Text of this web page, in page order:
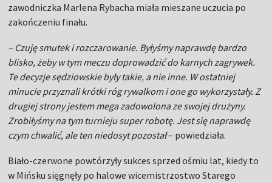
zawodniczka Marlena Rybacha miała mieszane uczucia po
zakończeniu finału.
– Czuję smutek i rozczarowanie. Byłyśmy naprawdę bardzo
blisko, żeby w tym meczu doprowadzić do karnych zagrywek.
Te decyzje sędziowskie były takie, a nie inne. W ostatniej
minucie przyznali krótki róg rywalkom i one go wykorzystały. Z
drugiej strony jestem mega zadowolona ze swojej drużyny.
Zrobiłyśmy na tym turnieju super robotę. Jest się naprawdę
czym chwalić, ale ten niedosyt pozostał– powiedziała.
Biało-czerwone powtórzyły sukces sprzed ośmiu lat, kiedy to
w Mińsku sięgnęły po halowe wicemistrzostwo Starego